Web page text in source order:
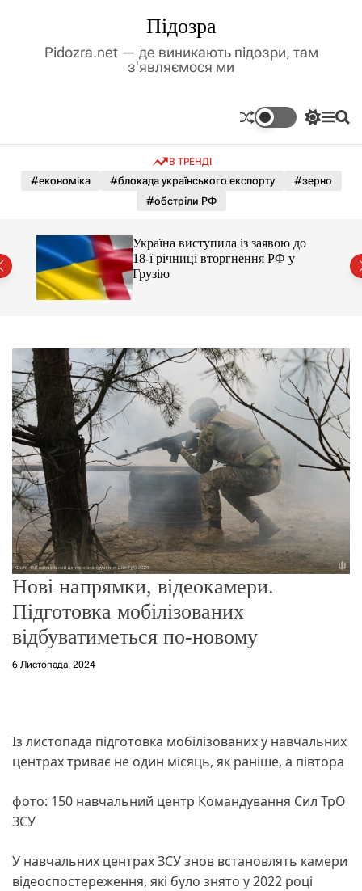
у
Підозра
Pidozra.net — де виникають підозри, там
з'являємося ми
П
м
к
о
о
г
о
р
е
ж
и
М П
В ТРЕНДІ
#економіка #блокада українського експорту
#зерно
#обстріли РФ
Україна виступила із заявою до
18-ї річниці вторгнення РФ у
Грузію
Нові напрямки, відеокамери.
Підготовка мобілізованих
відбуватиметься по-новому
6 Листопада, 2024
Із листопада підготовка мобілізованих у навчальних
центрах триває не один місяць, як раніше, а півтора
фото: 150 навчальний центр Командування Сил ТрО
ЗСУ
У навчальних центрах ЗСУ знов встановлять камери
відеоспостереження, які було знято у 2022 році